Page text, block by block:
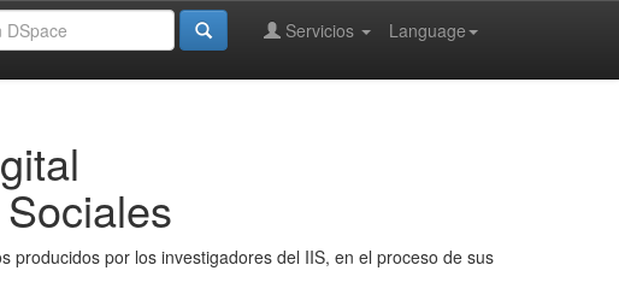
Language
Servicios
producidos por los investigadores del IIS, en el proceso de sus